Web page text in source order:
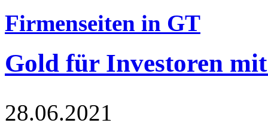
Firmenseiten in GT
Gold für Investoren
28.06.2021